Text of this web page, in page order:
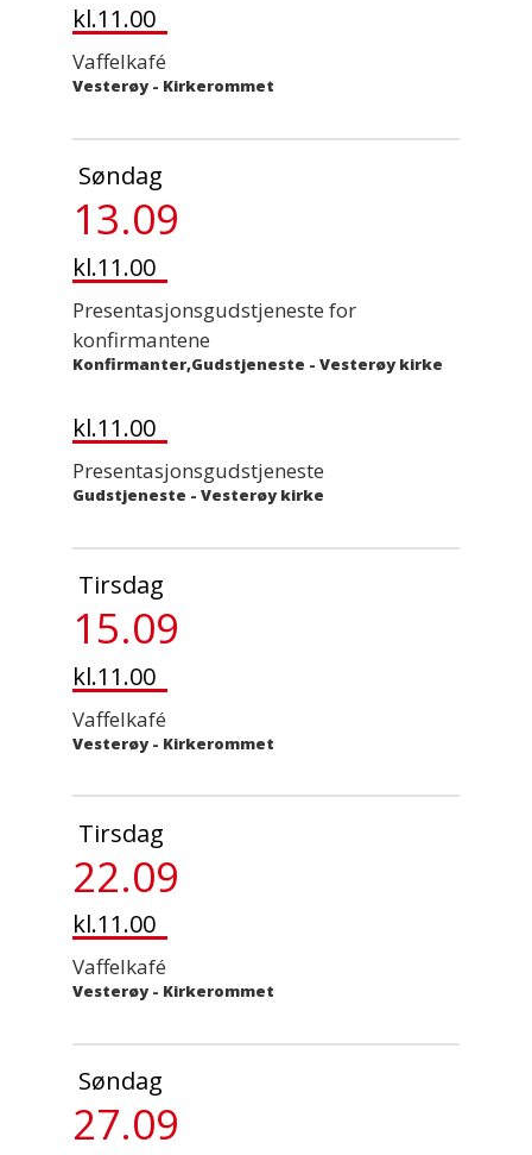
kl.11.00
Vaffelkafé
Vesterøy - Kirkerommet
Søndag
13.09
kl.11.00
Presentasjonsgudstjeneste for
konfirmantene
Konfirmanter,Gudstjeneste - Vesterøy kirke
kl.11.00
Presentasjonsgudstjeneste
Gudstjeneste - Vesterøy kirke
Tirsdag
15.09
kl.11.00
Vaffelkafé
Vesterøy - Kirkerommet
Tirsdag
22.09
kl.11.00
Vaffelkafé
Vesterøy - Kirkerommet
Søndag
27.09